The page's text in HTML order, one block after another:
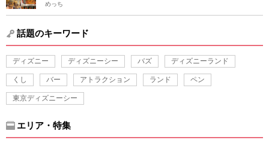
めっち
話題のキーワード
ディズニー ディズニーシー バズ ディズニーランド
くし バー アトラクション ランド ペン
東京ディズニーシー
エリア・特集